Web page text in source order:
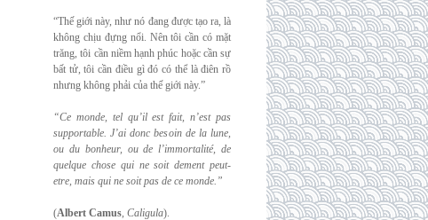
“Thế giới này, như nó đang được tạo ra, là
không chịu đựng nổi. Nên tôi cần có mặt
trăng, tôi cần niềm hạnh phúc hoặc cần sự
bất tử, tôi cần điều gì đó có thể là điên rồ
nhưng không phải của thế giới này.”
“Ce monde, tel qu’il est fait, n’est pas
supportable. J’ai donc besoin de la lune,
ou du bonheur, ou de l’immortalité, de
quelque chose qui ne soit dement peut-
etre, mais qui ne soit pas de ce monde.”
(Albert Camus, Caligula).